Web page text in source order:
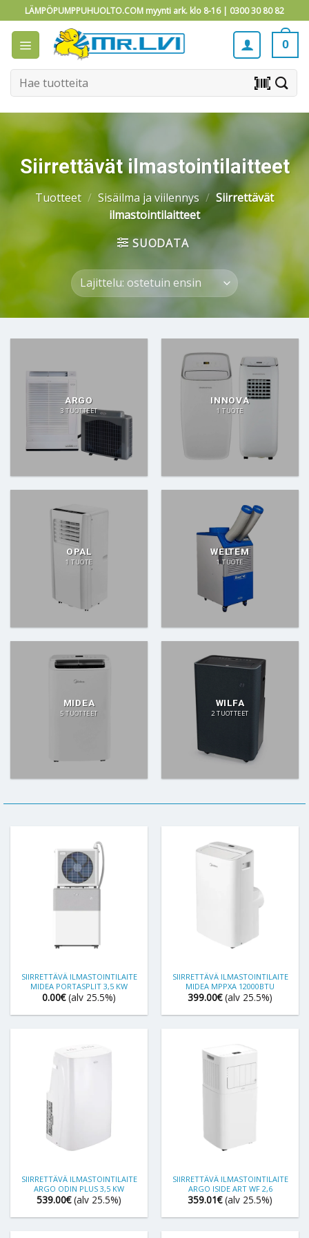
to
content
LÄMPÖPUMPPUHUOLTO.COM myynti ark. klo 8-16 | 0300 30 80 82
0
Etsi: barcode_scanner
Siirrettävät ilmastointilaitteet
Tuotteet / Sisäilma ja viilennys / Siirrettävät
ilmastointilaitteet
SUODATA
ARGO
3 TUOTTEET
INNOVA
1 TUOTE
OPAL
1 TUOTE
WELTEM
1 TUOTE
MIDEA
5 TUOTTEET
WILFA
2 TUOTTEET
SIIRRETTÄVÄ ILMASTOINTILAITE
MIDEA PORTASPLIT 3,5 KW
0.00€ (alv 25.5%)
SIIRRETTÄVÄ ILMASTOINTILAITE
MIDEA MPPXA 12000BTU
399.00€ (alv 25.5%)
SIIRRETTÄVÄ ILMASTOINTILAITE
ARGO ODIN PLUS 3,5 KW
539.00€ (alv 25.5%)
SIIRRETTÄVÄ ILMASTOINTILAITE
ARGO ISIDE ART WF 2,6
359.01€ (alv 25.5%)